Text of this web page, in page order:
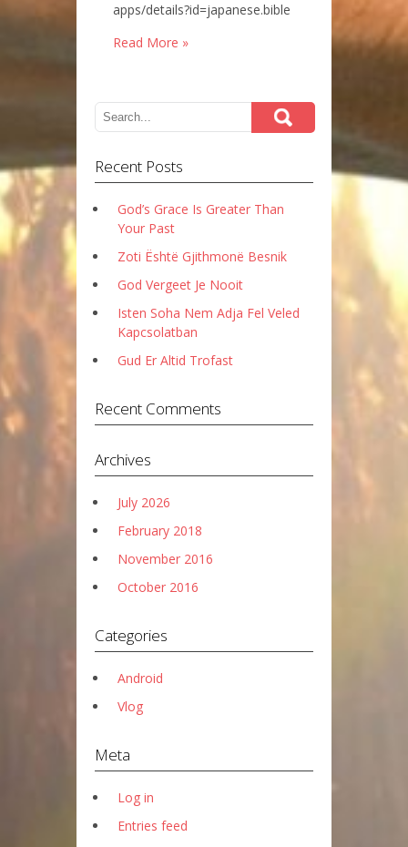
apps/details?id=japanese.bible
Read More »
Recent Posts
God’s Grace Is Greater Than
Your Past
Zoti Është Gjithmonë Besnik
God Vergeet Je Nooit
Isten Soha Nem Adja Fel Veled
Kapcsolatban
Gud Er Altid Trofast
Recent Comments
Archives
July 2026
February 2018
November 2016
October 2016
Categories
Android
Vlog
Meta
Log in
Entries feed